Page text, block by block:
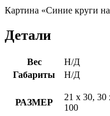
Картина «Синие круги
Детали
Вес
Н/Д
Габариты
Н/Д
РАЗМЕР
21 х 30, 30
100